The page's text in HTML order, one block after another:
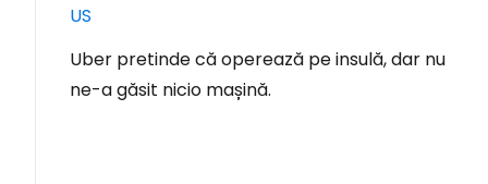
US
Uber pretinde că operează pe insulă, dar nu
ne-a găsit nicio mașină.